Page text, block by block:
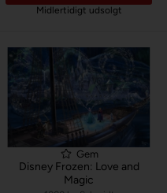
Midlertidigt udsolgt
Gem
Disney Frozen: Love and
Magic